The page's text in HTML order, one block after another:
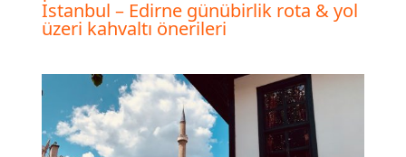
İstanbul – Edirne günübirlik rota & yol
üzeri kahvaltı önerileri